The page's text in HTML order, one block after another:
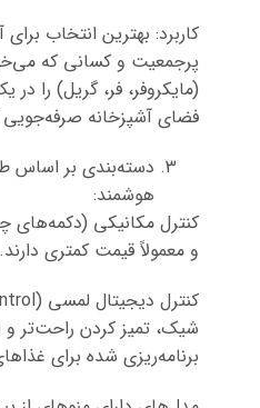
کاربرد: بهترین انتخاب
پرجمعیت و کسانی که
(مایکروفر، فر، گریل) را
فضای آشپزخانه صرفه‌جویی
دسته‌بندی بر اساس
هوشمند:
کنترل مکانیکی (دکمه‌های
و معمولاً قیمت کمتری دارند.
شیک، تمیز کردن راحت‌تر
برنامه‌ریزی شده برای